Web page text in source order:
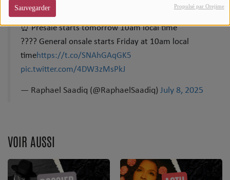
Sauvegarder Propulsé par Orejime
Top Soul Addict
Wiki RnB
SOUL ADDICT RADIO
Grille des programmes
Playlist
MY SOUL ADDICT
????️ RSVP now for the presale code
⏰ Presale starts tomorrow 10am local time
????️ General onsale starts Friday at 10am local
timehttps://t.co/SNAhGAqGK5
pic.twitter.com/4DW3zMsPkJ
— Raphael Saadiq (@RaphaelSaadiq) July 8, 2025
VOIR AUSSI